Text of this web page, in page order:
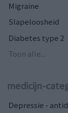
Migraine
Slapeloosheid
Diabetes type 2
Toon alle...
medicijn-
Depressie -